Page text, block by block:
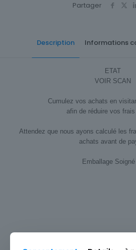
Partager
Description Informations
ETAT
VOIR SCAN
Cumulez vos achats en
afin de réduire vos
Attendez que nous ayons calculé les
achats avant de
Emballage
Europe
Thème
Produits similaires